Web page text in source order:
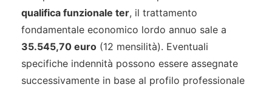
qualifica funzionale ter, il trattamento
fondamentale economico lordo annuo sale a
35.545,70 euro (12 mensilità). Eventuali
specifiche indennità possono essere assegnate
successivamente in base al profilo professionale